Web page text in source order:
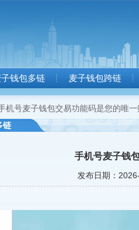
子钱包多链 麦子钱包跨链
机号麦子钱包交易功能码是您的唯一
链
手机号麦子钱
发布日期：